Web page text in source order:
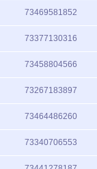
73469581852
73377130316
73458804566
73267183897
73464486260
73340706553